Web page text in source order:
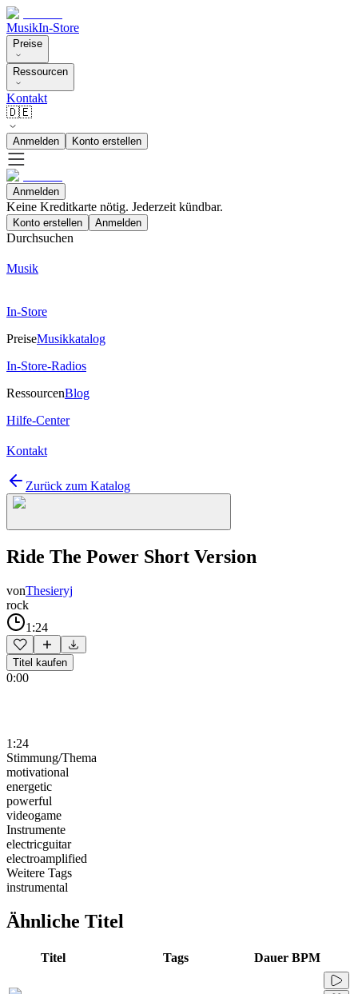
MusikIn-Store
Preise
Ressourcen
Kontakt
🇩🇪
Anmelden Konto erstellen
Anmelden
Keine Kreditkarte nötig. Jederzeit kündbar.
Konto erstellen Anmelden
Durchsuchen
Musik
In-Store
PreiseMusikkatalog
In-Store-Radios
RessourcenBlog
Hilfe-Center
Kontakt
Zurück zum Katalog
Ride The Power Short Version
vonThesieryj
rock
1:24
Titel kaufen
0:00
1:24
Stimmung/Thema
motivational
energetic
powerful
videogame
Instrumente
electricguitar
electroamplified
Weitere Tags
instrumental
Ähnliche Titel
Titel Tags Dauer BPM